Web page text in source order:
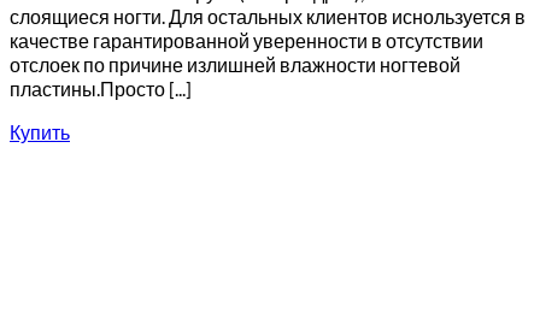
слоящиеся ногти. Для остальных клиентов иснользуется в
качестве гарантированной уверенности в отсутствии
отслоек по причине излишней влажности ногтевой
пластины.Просто [...]
Купить